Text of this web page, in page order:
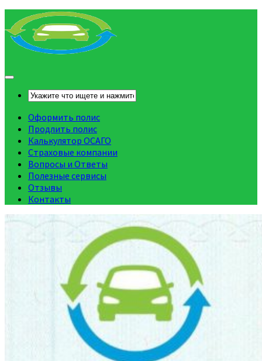
Оформить полис
Продлить полис
Калькулятор ОСАГО
Страховые компании
Вопросы и Ответы
Полезные сервисы
Отзывы
Контакты